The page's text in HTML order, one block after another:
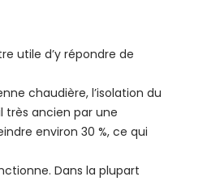
utile d’y répondre de
chaudière, l’isolation du
très ancien par une
environ 30 %, ce qui
Dans la plupart